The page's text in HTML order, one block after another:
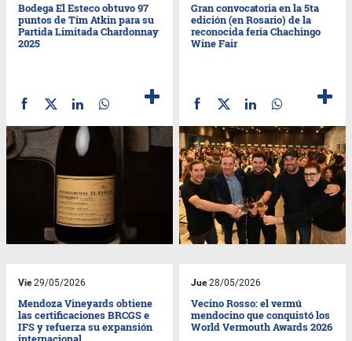
Bodega El Esteco obtuvo 97
puntos de Tim Atkin para su
Partida Limitada Chardonnay
2025
Gran convocatoria en la 5ta
edición (en Rosario) de la
reconocida feria Chachingo
Wine Fair
Vie29/05/2026
Mendoza Vineyards obtiene
las certificaciones BRCGS e
IFS y refuerza su expansión
Jue28/05/2026
Vecino Rosso: el vermú
mendocino que conquistó los
World Vermouth Awards 2026